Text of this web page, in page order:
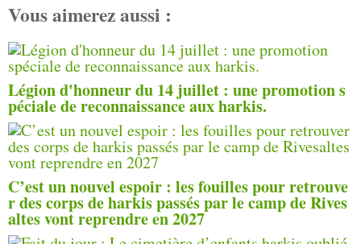
Vous aimerez aussi :
Légion d'honneur du 14 juillet : une promotion s
péciale de reconnaissance aux harkis.
C’est un nouvel espoir : les fouilles pour retrouve
r des corps de harkis passés par le camp de Rives
altes vont reprendre en 2027